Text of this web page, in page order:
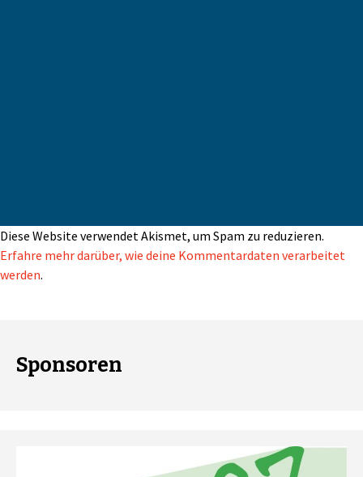
Diese Website verwendet Akismet, um Spam zu reduzieren.
Erfahre mehr darüber, wie deine Kommentardaten verarbeitet
werden.
Sponsoren